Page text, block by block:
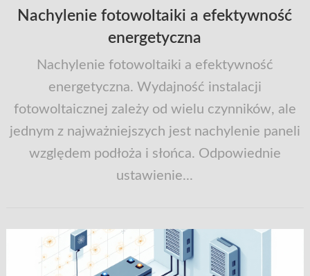
Nachylenie fotowoltaiki a efektywność
energetyczna
Nachylenie fotowoltaiki a efektywność
energetyczna. Wydajność instalacji
fotowoltaicznej zależy od wielu czynników, ale
jednym z najważniejszych jest nachylenie paneli
względem podłoża i słońca. Odpowiednie
ustawienie...